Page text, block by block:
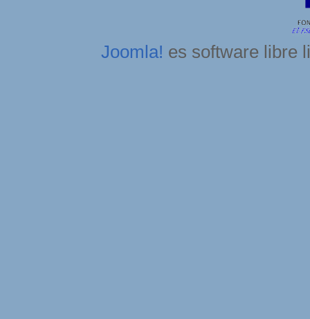
Joomla! es software libre